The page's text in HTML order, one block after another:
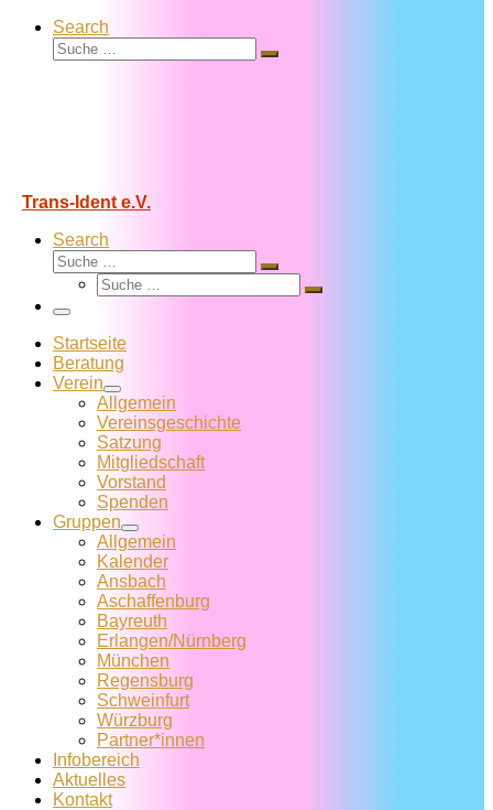
Search
Suche
Suche
Trans-Ident e.V.
Search
Suche
Suche
Suche
Suche
Menü
Startseite
Beratung
Verein
Allgemein
Vereins­geschichte
Satzung
Mitglied­schaft
Vorstand
Spenden
Gruppen
Allgemein
Kalender
Ansbach
Aschaffenburg
Bayreuth
Erlangen/Nürnberg
München
Regensburg
Schweinfurt
Würzburg
Partner*innen
Infobereich
Aktuelles
Kontakt